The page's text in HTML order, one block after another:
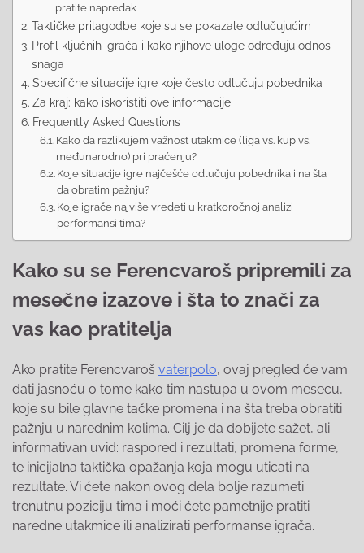
pratite napredak
Taktičke prilagodbe koje su se pokazale odlučujućim
Profil ključnih igrača i kako njihove uloge određuju odnos
snaga
Specifične situacije igre koje često odlučuju pobednika
Za kraj: kako iskoristiti ove informacije
Frequently Asked Questions
Kako da razlikujem važnost utakmice (liga vs. kup vs.
međunarodno) pri praćenju?
Koje situacije igre najčešće odlučuju pobednika i na šta
da obratim pažnju?
Koje igrače najviše vredeti u kratkoročnoj analizi
performansi tima?
Kako su se Ferencvaroš pripremili za
mesečne izazove i šta to znači za
vas kao pratitelja
Ako pratite Ferencvaroš vaterpolo, ovaj pregled će vam
dati jasnoću o tome kako tim nastupa u ovom mesecu,
koje su bile glavne tačke promena i na šta treba obratiti
pažnju u narednim kolima. Cilj je da dobijete sažet, ali
informativan uvid: raspored i rezultati, promena forme,
te inicijalna taktička opažanja koja mogu uticati na
rezultate. Vi ćete nakon ovog dela bolje razumeti
trenutnu poziciju tima i moći ćete pametnije pratiti
naredne utakmice ili analizirati performanse igrača.